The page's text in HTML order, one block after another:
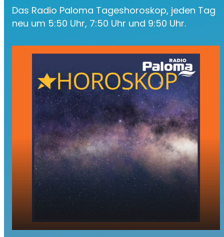
Das Radio Paloma Tageshoroskop, jeden Tag
neu um 5:50 Uhr, 7:50 Uhr und 9:50 Uhr.